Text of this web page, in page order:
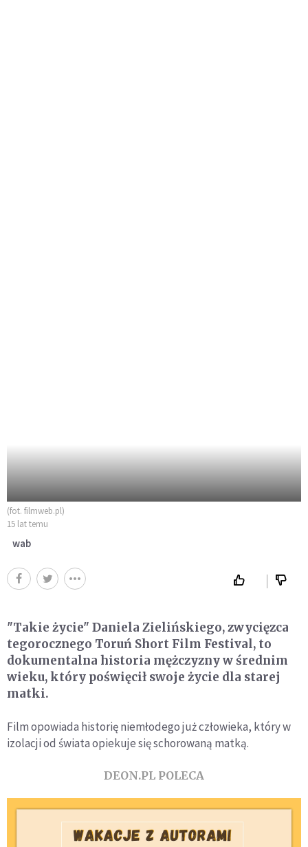
(fot. filmweb.pl)
15 lat temu
wab
"Takie życie" Daniela Zielińskiego, zwycięzca
tegorocznego Toruń Short Film Festival, to
dokumentalna historia mężczyzny w średnim
wieku, który poświęcił swoje życie dla starej
matki.
Film opowiada historię niemłodego już człowieka, który w
izolacji od świata opiekuje się schorowaną matką.
DEON.PL POLECA